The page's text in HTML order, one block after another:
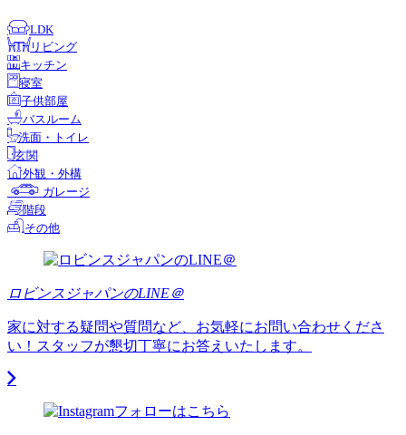
LDK
リビング
キッチン
寝室
子供部屋
バスルーム
洗面・トイレ
玄関
外観・外構
ガレージ
階段
その他
ロビンスジャパンのLINE＠
家に対する疑問や質問など、お気軽にお問い合わせくださ
い！スタッフが懇切丁寧にお答えいたします。